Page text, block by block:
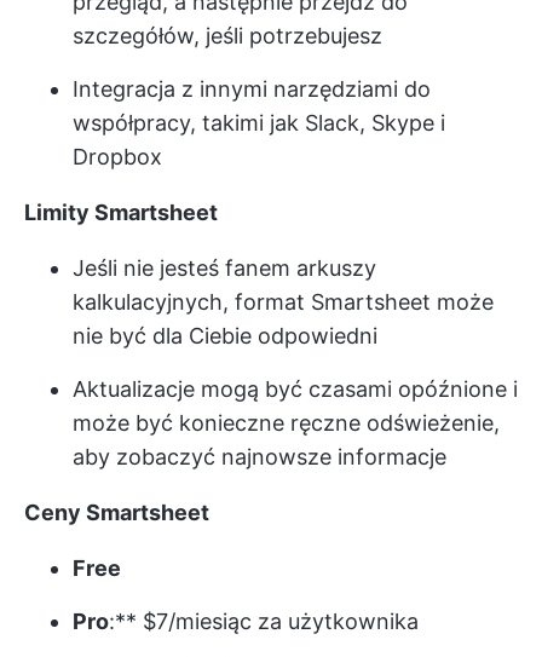
szczegółów, jeśli potrzebujesz
Integracja z innymi narzędziami do
współpracy, takimi jak Slack, Skype i
Dropbox
Limity Smartsheet
Jeśli nie jesteś fanem arkuszy
kalkulacyjnych, format Smartsheet może
nie być dla Ciebie odpowiedni
Aktualizacje mogą być czasami opóźnione i
może być konieczne ręczne odświeżenie,
aby zobaczyć najnowsze informacje
Ceny Smartsheet
Free
Pro:** $7/miesiąc za użytkownika